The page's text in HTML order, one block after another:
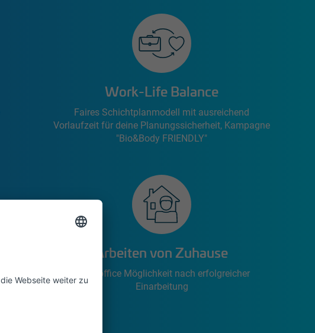
Work-Life Balance
Faires Schichtplanmodell mit ausreichend
Vorlaufzeit für deine Planungssicherheit, Kampagne
"Bio&Body FRIENDLY"
Arbeiten von Zuhause
Homeoffice Möglichkeit nach erfolgreicher
Einarbeitung